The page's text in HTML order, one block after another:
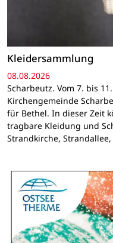
Kleidersammlung
08.08.2026
Scharbeutz. Vom 7. bis
Kirchengemeinde
für Bethel. In dieser Zeit
tragbare Kleidung und
Strandkirche,